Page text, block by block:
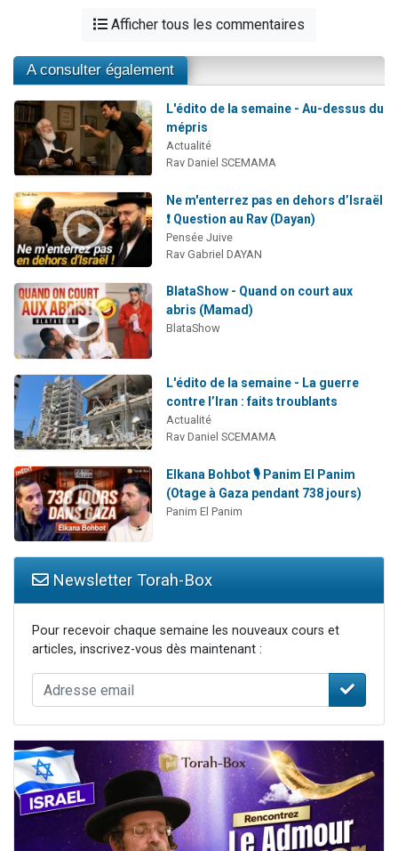
Afficher tous les commentaires
A consulter également
L'édito de la semaine - Au-dessus du
mépris
Actualité
Rav Daniel SCEMAMA
Ne m'enterrez pas en dehors d’Israël
❗ Question au Rav (Dayan)
Pensée Juive
Rav Gabriel DAYAN
BlataShow - Quand on court aux
abris (Mamad)
BlataShow
L'édito de la semaine - La guerre
contre l’Iran : faits troublants
Actualité
Rav Daniel SCEMAMA
Elkana Bohbot 🎙️ Panim El Panim
(Otage à Gaza pendant 738 jours)
Panim El Panim
Newsletter Torah-Box
Pour recevoir chaque semaine les nouveaux cours et
articles, inscrivez-vous dès maintenant :